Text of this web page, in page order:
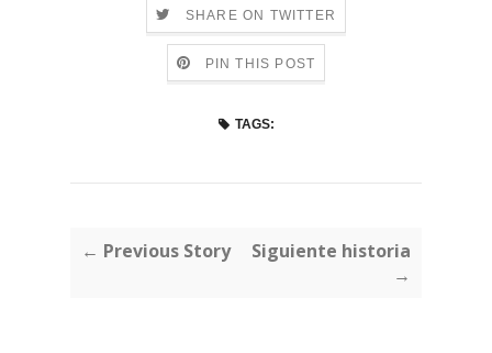
SHARE ON TWITTER
PIN THIS POST
TAGS:
← Previous Story
Siguiente historia
→